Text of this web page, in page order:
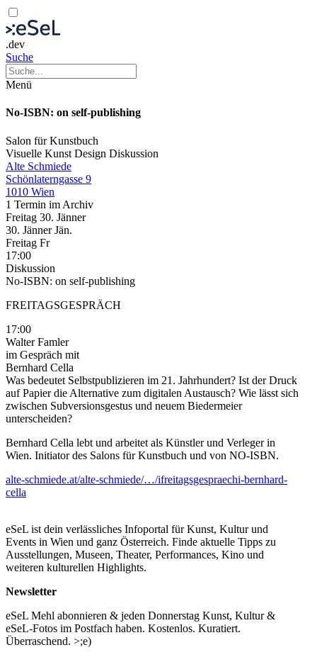
.dev
Suche
Menü
No-ISBN: on self-publishing
Salon für Kunstbuch
Visuelle Kunst Design Diskussion
Alte Schmiede
Schönlaterngasse 9
1010 Wien
1 Termin im Archiv
Freitag 30. Jänner
30. Jänner Jän.
Freitag Fr
17:00
Diskussion
No-ISBN: on self-publishing
FREITAGSGESPRÄCH
17:00
Walter Famler
im Gespräch mit
Bernhard Cella
Was bedeutet Selbstpublizieren im 21. Jahrhundert? Ist der Druck
auf Papier die Alternative zum digitalen Austausch? Wie lässt sich
zwischen Subversionsgestus und neuem Biedermeier
unterscheiden?
Bernhard Cella lebt und arbeitet als Künstler und Verleger in
Wien. Initiator des Salons für Kunstbuch und von NO-ISBN.
alte-schmiede.at/alte-schmiede/…/ifreitagsgespraechi-bernhard-
cella
eSeL ist dein verlässliches Infoportal für Kunst, Kultur und
Events in Wien und ganz Österreich. Finde aktuelle Tipps zu
Ausstellungen, Museen, Theater, Performances, Kino und
weiteren kulturellen Highlights.
Newsletter
eSeL Mehl abonnieren & jeden Donnerstag Kunst, Kultur &
eSeL-Fotos im Postfach haben. Kostenlos. Kuratiert.
Überraschend. >;e)